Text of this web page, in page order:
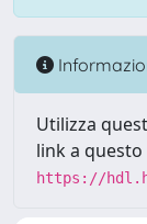
Utilizza
link a
https://